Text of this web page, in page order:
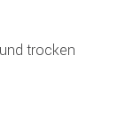
trocken